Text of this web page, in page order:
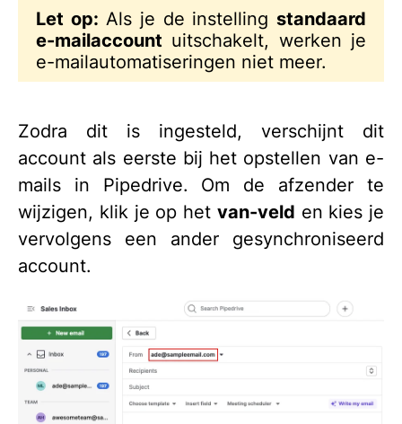
Let op: Als je de instellingstandaard
e-mailaccount uitschakelt, werken je
e-mailautomatiseringen niet meer.
Zodra dit is ingesteld, verschijnt dit
account als eerste bij het opstellen van e-
mails in Pipedrive. Om de afzender te
wijzigen, klik je op het van-veld en kies je
vervolgens een ander gesynchroniseerd
account.